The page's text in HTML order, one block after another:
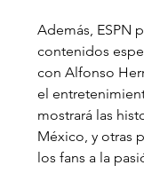
Además, ESPN
contenidos
con Alfonso
el
mostrará las
México, y otras
los fans a la